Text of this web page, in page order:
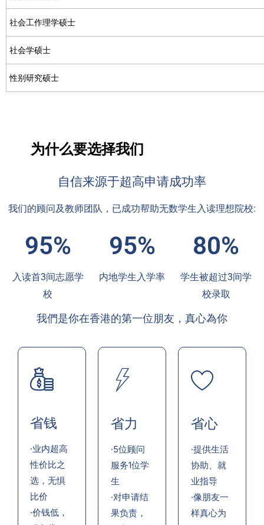
社会工作理学硕士
社会学硕士
性别研究硕士
为什么要选择我们
自信来源于超高申请成功率
我们的顾问及教师团队，已成功帮助无数学生入读理想院校:
95%
入读首3间志愿学
校
95%
内地学生入学率
80%
学生被超过3间学
校录取
我們是你在香港的第一位朋友，真心為你
省钱
·业内超高
性价比之
选，无惧
比价
·价钱低，
省力
·5位顾问
服务1位学
生
·对申请结
果负责，
省心
·提供生活
协助、就
业指导
·像朋友一
样真心为